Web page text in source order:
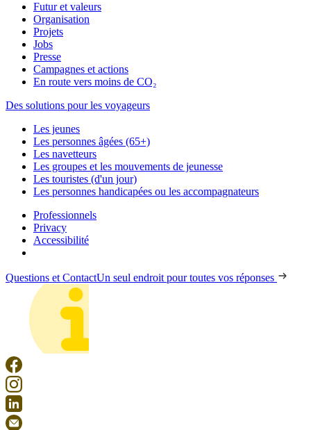
Futur et valeurs
Organisation
Projets
Jobs
Presse
Campagnes et actions
En route vers moins de CO₂
Des solutions pour les voyageurs
Les jeunes
Les personnes âgées (65+)
Les navetteurs
Les groupes et les mouvements de jeunesse
Les touristes (d'un jour)
Les personnes handicapées ou les accompagnateurs
Professionnels
Privacy
Accessibilité
Questions et ContactUn seul endroit pour toutes vos réponses